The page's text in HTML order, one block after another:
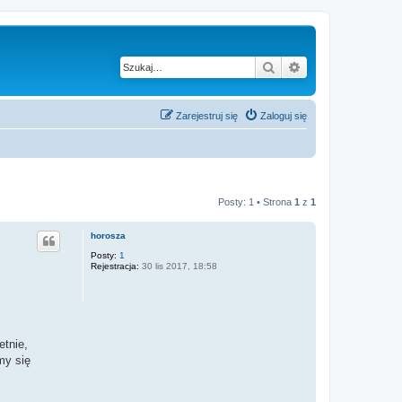
Szukaj
Zaloguj się
Zarejestruj się
Posty: 1 • Strona 1 z 1
horosza
Posty: 1
Rejestracja: 30 lis 2017, 18:58
się